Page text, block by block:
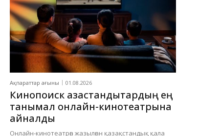
Ақпараттар ағыны 01.08.2026
Кинопоиск қазақстандықтардың ең
танымал онлайн-кинотеатрына
айналды
Онлайн-кинотеатрға жазылған қазақстандық қала